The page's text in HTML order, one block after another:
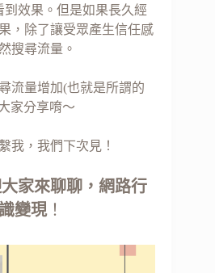
到效果。但是如果長久經
，除了讓受眾產生信任感
搜尋流量。
流量增加(也就是所謂的
家分享唷～
我，我們下次見！
家來聊聊，網路行
變現！